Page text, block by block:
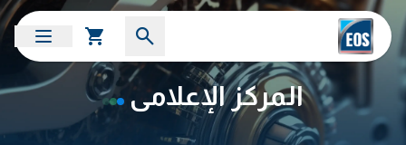
المركز الإعلامى